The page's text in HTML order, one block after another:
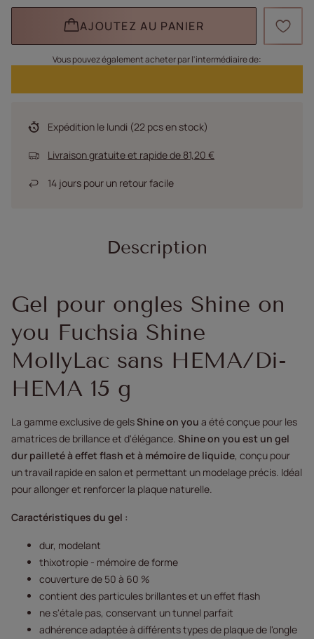
AJOUTEZ AU PANIER
Vous pouvez également acheter par l'intermédiaire de:
Expédition le lundi (22 pcs en stock)
Livraison gratuite et rapidede 81,20 €
14 jours pour un retour facile
Description
Gel pour ongles Shine on
you Fuchsia Shine
MollyLac sans HEMA/Di-
HEMA 15 g
La gamme exclusive de gelsShine on you a été conçue pour les
amatrices de brillance et d'élégance. Shine on you est un gel
dur pailleté à effet flash et à mémoire de liquide, conçu pour
un travail rapide en salon et permettant un modelage précis. Idéal
pour allonger et renforcer la plaque naturelle.
Caractéristiques du gel :
dur, modelant
thixotropie - mémoire de forme
couverture de 50 à 60 %
contient des particules brillantes et un effet flash
ne s'étale pas, conservant un tunnel parfait
adhérence adaptée à différents types de plaque de l'ongle